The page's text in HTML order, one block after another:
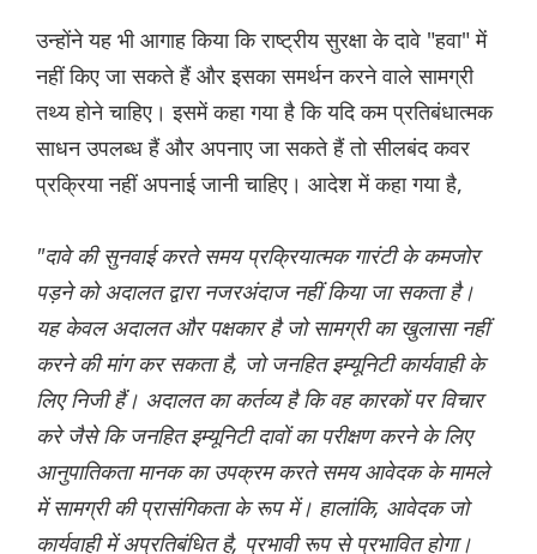
उन्होंने यह भी आगाह किया कि राष्ट्रीय सुरक्षा के दावे "हवा" में
नहीं किए जा सकते हैं और इसका समर्थन करने वाले सामग्री
तथ्य होने चाहिए। इसमें कहा गया है कि यदि कम प्रतिबंधात्मक
साधन उपलब्ध हैं और अपनाए जा सकते हैं तो सीलबंद कवर
प्रक्रिया नहीं अपनाई जानी चाहिए। आदेश में कहा गया है,
"दावे की सुनवाई करते समय प्रक्रियात्मक गारंटी के कमजोर
पड़ने को अदालत द्वारा नजरअंदाज नहीं किया जा सकता है।
यह केवल अदालत और पक्षकार है जो सामग्री का खुलासा नहीं
करने की मांग कर सकता है, जो जनहित इम्यूनिटी कार्यवाही के
लिए निजी हैं। अदालत का कर्तव्य है कि वह कारकों पर विचार
करे जैसे कि जनहित इम्यूनिटी दावों का परीक्षण करने के लिए
आनुपातिकता मानक का उपक्रम करते समय आवेदक के मामले
में सामग्री की प्रासंगिकता के रूप में। हालांकि, आवेदक जो
कार्यवाही में अप्रतिबंधित है, प्रभावी रूप से प्रभावित होगा।